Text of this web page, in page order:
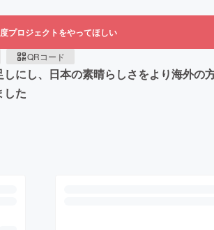
プロジェクトをやってほしい
QRコード
にし、日本の素晴らしさをより海外の
した